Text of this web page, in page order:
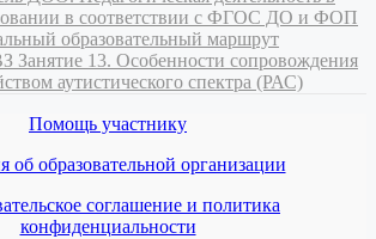
в соответствии с ФГОС ДО и ФОП
образовательный маршрут
Занятие 13. Особенности сопровождения
аутистического спектра (РАС)
Помощь участнику
об образовательной организации
соглашение и политика
конфиденциальности